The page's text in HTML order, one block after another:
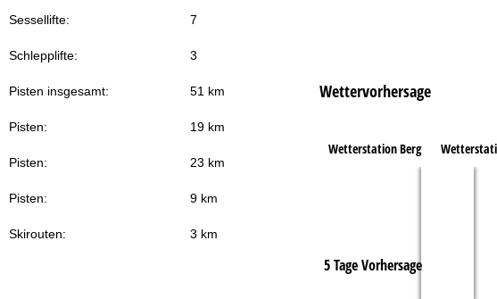
Sessellifte: 7
Schlepplifte: 3
Pisten insgesamt: 51 km
Pisten: 19 km
Pisten: 23 km
Pisten: 9 km
Skirouten: 3 km
Wettervorhersage
Wetterstation Berg
5 Tage Vorhersage